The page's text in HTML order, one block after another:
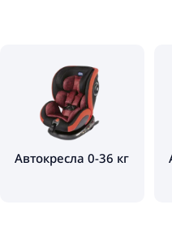
Автокресла 0-36 кг